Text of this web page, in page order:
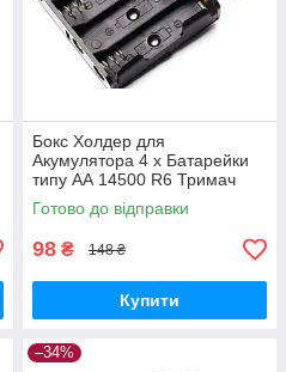
Бокс Холдер для
Акумулятора 4 х Батарейки
типу АА 14500 R6 Тримач
Holder
Готово до відправки
98 ₴ 148 ₴
Купити
–34%